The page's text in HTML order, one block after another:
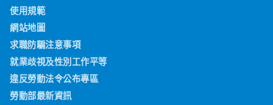
使用規範
網站地圖
求職防騙注意事項
就業歧視及性別工作平等
違反勞動法令公布專區
勞動部最新資訊